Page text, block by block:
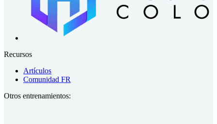
Recursos
Artículos
Comunidad FR
Otros entrenamientos: